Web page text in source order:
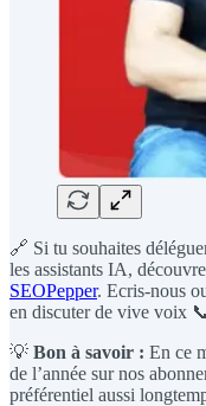
🔗 Si tu souhaites
les assistants IA, découvre
SEOPepper. Ecris-nous
en discuter de vive voix
💡 Bon à savoir : En ce
de l’année sur nos
préférentiel aussi